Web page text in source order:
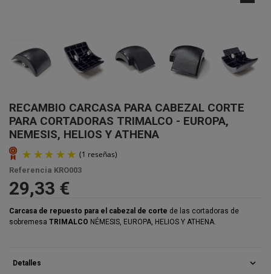
RECAMBIO CARCASA PARA CABEZAL CORTE
PARA CORTADORAS TRIMALCO - EUROPA,
NEMESIS, HELIOS Y ATHENA
Referencia KRO003
29,33 €
Carcasa de repuesto para el cabezal de corte de las cortadoras de
sobremesa TRIMALCO NÉMESIS, EUROPA, HELIOS Y ATHENA.
Detalles expand_more